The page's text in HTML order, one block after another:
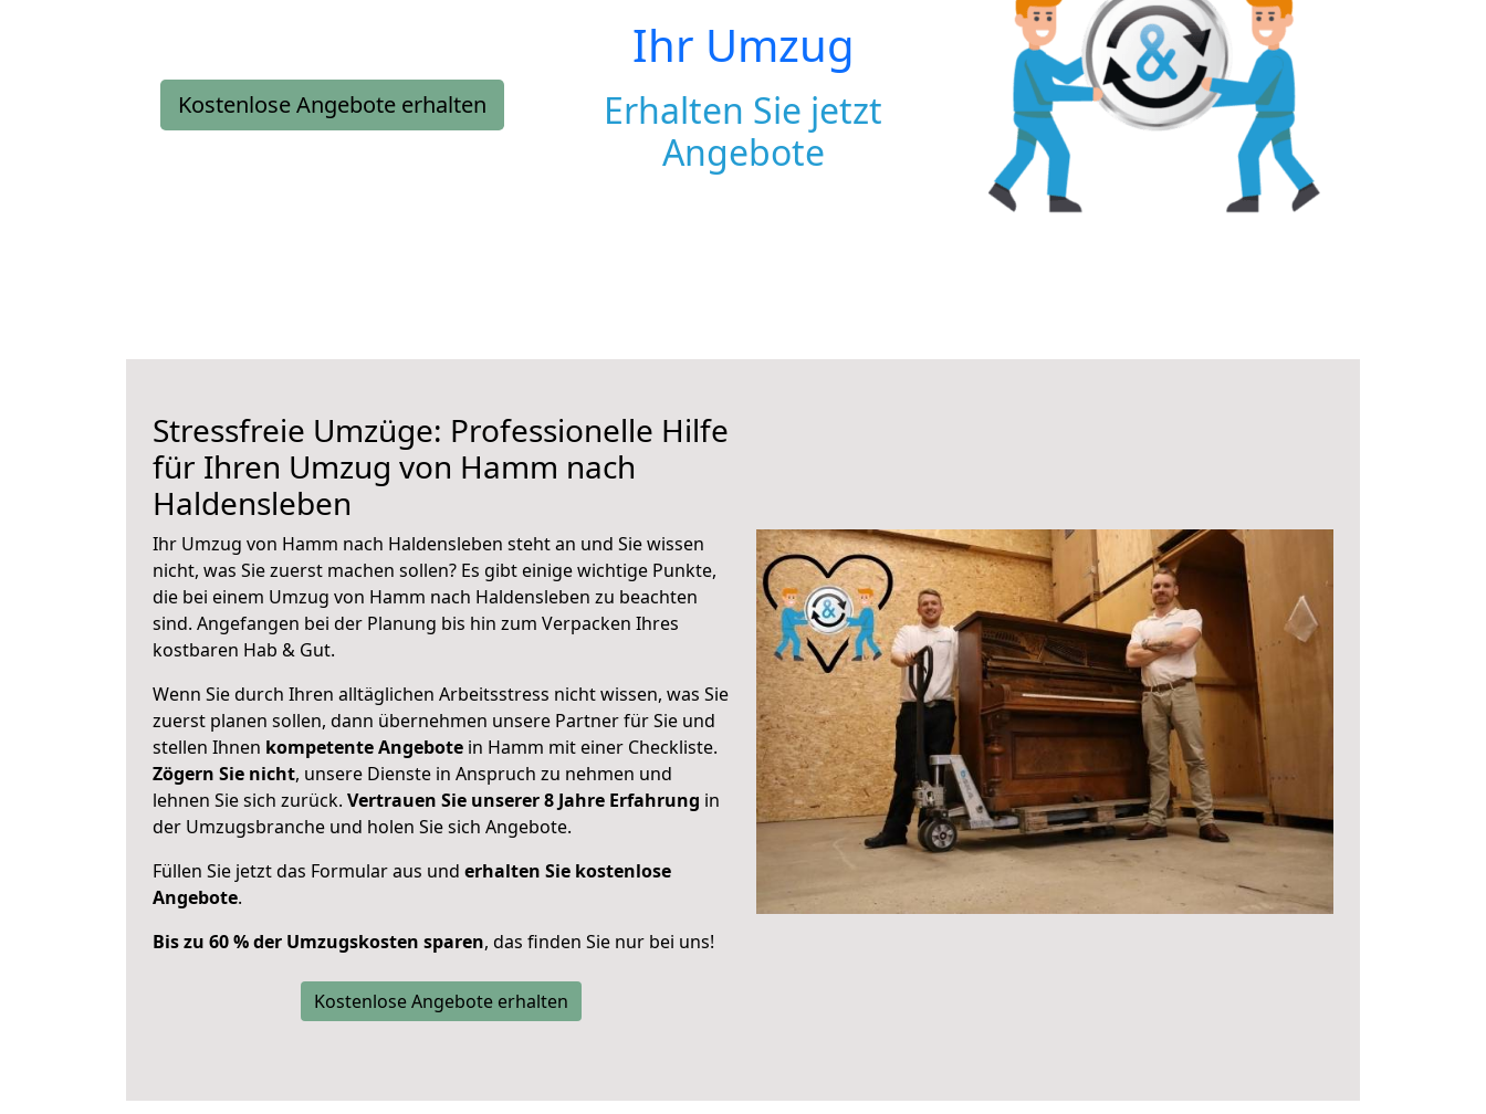
Kostenlose Angebote erhalten
Ihr Umzug
Erhalten Sie jetzt
Angebote
Stressfreie Umzüge: Professionelle Hilfe
für Ihren Umzug von Hamm nach
Haldensleben
Ihr Umzug von Hamm nach Haldensleben steht an und Sie wissen
nicht, was Sie zuerst machen sollen? Es gibt einige wichtige Punkte,
die bei einem Umzug von Hamm nach Haldensleben zu beachten
sind. Angefangen bei der Planung bis hin zum Verpacken Ihres
kostbaren Hab & Gut.
Wenn Sie durch Ihren alltäglichen Arbeitsstress nicht wissen, was Sie
zuerst planen sollen, dann übernehmen unsere Partner für Sie und
stellen Ihnen kompetente Angebote in Hamm mit einer Checkliste.
Zögern Sie nicht, unsere Dienste in Anspruch zu nehmen und
lehnen Sie sich zurück. Vertrauen Sie unserer 8 Jahre Erfahrung in
der Umzugsbranche und holen Sie sich Angebote.
Füllen Sie jetzt das Formular aus und erhalten Sie kostenlose
Angebote.
Bis zu 60 % der Umzugskosten sparen, das finden Sie nur bei uns!
Kostenlose Angebote erhalten